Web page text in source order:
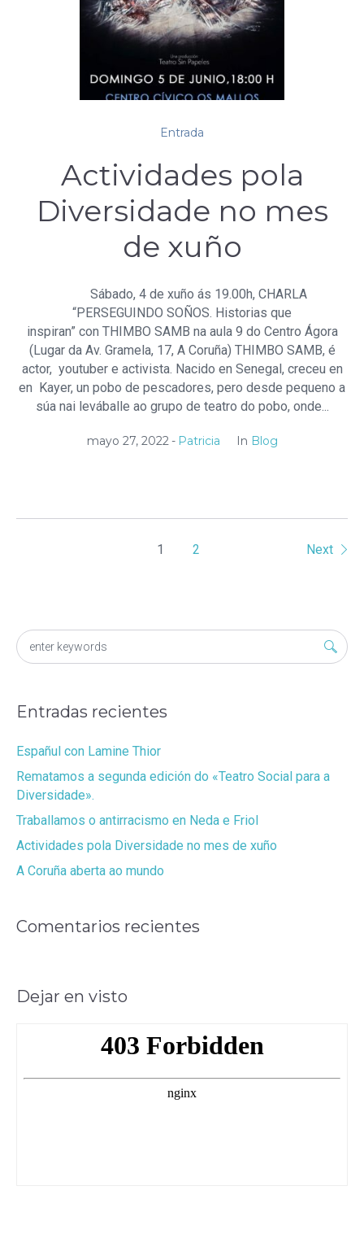
Entrada
Actividades pola
Diversidade no mes
de xuño
Sábado, 4 de xuño ás 19.00h, CHARLA
“PERSEGUINDO SOÑOS. Historias que
inspiran” con THIMBO SAMB na aula 9 do Centro Ágora
(Lugar da Av. Gramela, 17, A Coruña) THIMBO SAMB, é
actor, youtuber e activista. Nacido en Senegal, creceu en
en Kayer, un pobo de pescadores, pero desde pequeno a
súa nai leváballe ao grupo de teatro do pobo, onde...
mayo 27, 2022 Patricia In Blog
1 2 Next
Entradas recientes
Españul con Lamine Thior
Rematamos a segunda edición do «Teatro Social para a
Diversidade».
Traballamos o antirracismo en Neda e Friol
Actividades pola Diversidade no mes de xuño
A Coruña aberta ao mundo
Comentarios recientes
Dejar en visto